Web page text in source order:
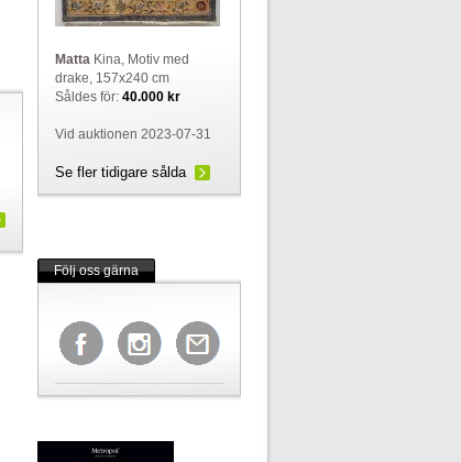
MattaKina, Motiv med
drake, 157x240 cm
Såldes för: 40.000 kr
Vid auktionen 2023-07-31
Se fler tidigare sålda
Följ oss gärna